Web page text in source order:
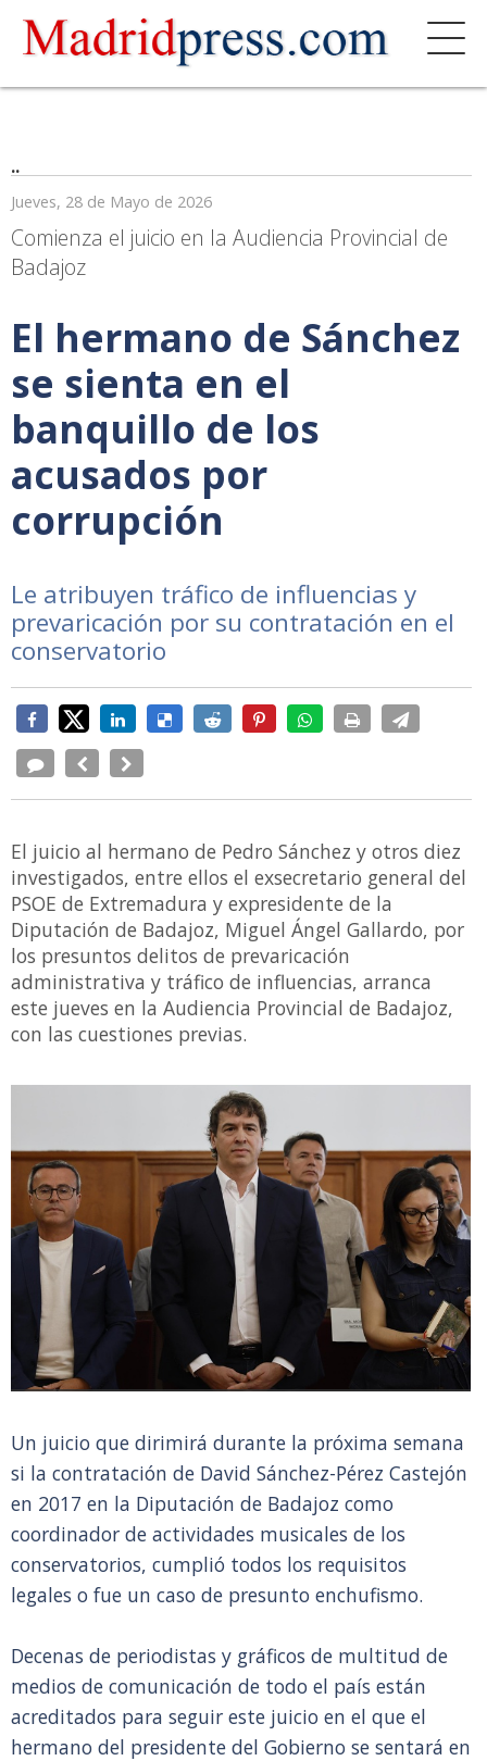
..
Jueves, 28 de Mayo de 2026
Comienza el juicio en la Audiencia Provincial de
Badajoz
El hermano de Sánchez
se sienta en el
banquillo de los
acusados por
corrupción
Le atribuyen tráfico de influencias y
prevaricación por su contratación en el
conservatorio
El juicio al hermano de Pedro Sánchez y otros diez
investigados, entre ellos el exsecretario general del
PSOE de Extremadura y expresidente de la
Diputación de Badajoz, Miguel Ángel Gallardo, por
los presuntos delitos de prevaricación
administrativa y tráfico de influencias, arranca
este jueves en la Audiencia Provincial de Badajoz,
con las cuestiones previas.
Un juicio que dirimirá durante la próxima semana
si la contratación de David Sánchez-Pérez Castejón
en 2017 en la Diputación de Badajoz como
coordinador de actividades musicales de los
conservatorios, cumplió todos los requisitos
legales o fue un caso de presunto enchufismo.
Decenas de periodistas y gráficos de multitud de
medios de comunicación de todo el país están
acreditados para seguir este juicio en el que el
hermano del presidente del Gobierno se sentará en